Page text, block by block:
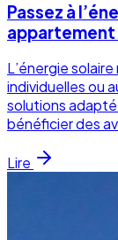
Passez à
appartement
L’énergie
individuelles ou
solutions
bénéficier des
Lire